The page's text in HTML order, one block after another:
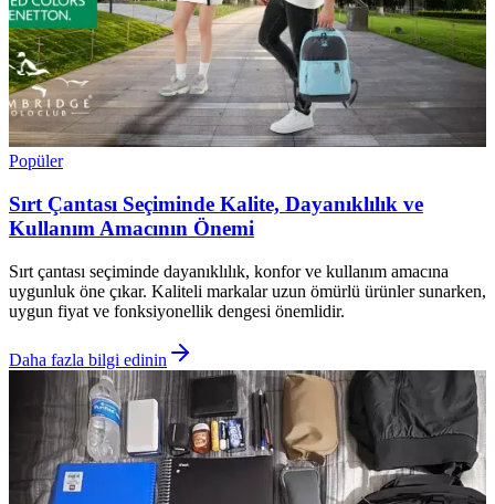
Popüler
Sırt Çantası Seçiminde Kalite, Dayanıklılık ve
Kullanım Amacının Önemi
Sırt çantası seçiminde dayanıklılık, konfor ve kullanım amacına
uygunluk öne çıkar. Kaliteli markalar uzun ömürlü ürünler sunarken,
uygun fiyat ve fonksiyonellik dengesi önemlidir.
Daha fazla bilgi edinin